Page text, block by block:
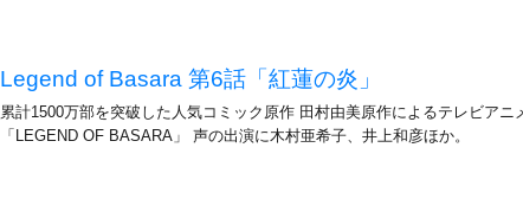
Legend of Basara 第6話「紅蓮の炎」
累計1500万部を突破した人気コミック原作 田村由美原作によるテレビアニ
「LEGEND OF BASARA」 声の出演に木村亜希子、井上和彦ほか。